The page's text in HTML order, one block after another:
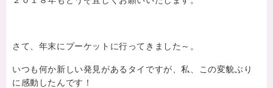
さて、年末にプーケットに行ってきました～。
いつも何か新しい発見があるタイですが、私、この変貌ぶり
に感動したんです！